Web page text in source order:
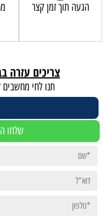
הגעה תוך זמן קצר
צריכים
תנו לחי
שלחו